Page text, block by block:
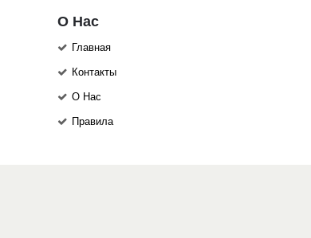
О Нас
Главная
Контакты
О Нас
Правила